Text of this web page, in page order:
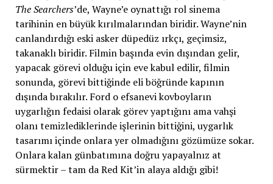
The Searchers’de, Wayne’e oynattığı rol sinema
tarihinin en büyük kırılmalarından biridir. Wayne’nin
canlandırdığı eski asker düpedüz ırkçı, geçimsiz,
takanaklı biridir. Filmin başında evin dışından gelir,
yapacak görevi olduğu için eve kabul edilir, filmin
sonunda, görevi bittiğinde eli böğründe kapının
dışında bırakılır. Ford o efsanevi kovboyların
uygarlığın fedaisi olarak görev yaptığını ama vahşi
olanı temizlediklerinde işlerinin bittiğini, uygarlık
tasarımı içinde onlara yer olmadığını gözümüze sokar.
Onlara kalan günbatımına doğru yapayalnız at
sürmektir – tam da Red Kit’in alaya aldığı gibi!